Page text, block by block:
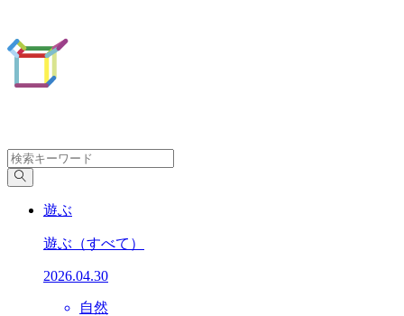
遊ぶ
遊ぶ （すべて）
2026.04.30
自然